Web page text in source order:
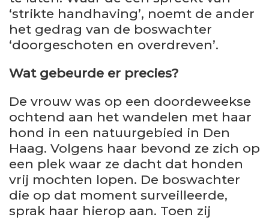
‘strikte handhaving’, noemt de ander
het gedrag van de boswachter
‘doorgeschoten en overdreven’.
Wat gebeurde er precies?
De vrouw was op een doordeweekse
ochtend aan het wandelen met haar
hond in een natuurgebied in Den
Haag. Volgens haar bevond ze zich op
een plek waar ze dacht dat honden
vrij mochten lopen. De boswachter
die op dat moment surveilleerde,
sprak haar hierop aan. Toen zij